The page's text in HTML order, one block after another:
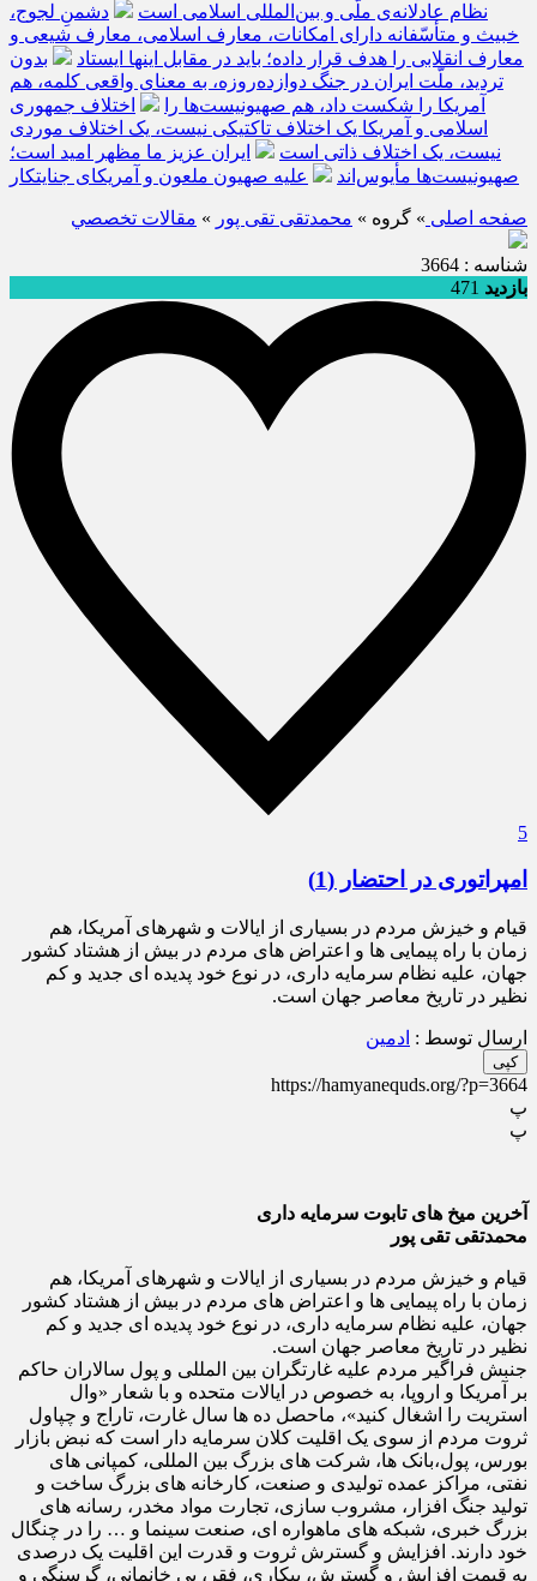
نظام عادلانه‌ی ملّی و بین‌المللی اسلامی است
دشمنِ لجوج،
خبیث و متأسّفانه دارای امکانات، معارف اسلامی، معارف شیعی و
معارف انقلابی را هدف قرار داده؛ باید در مقابل اینها ایستاد
بدون
تردید، ملّت ایران در جنگ دوازده‌روزه، به معنای واقعی کلمه، هم
آمریکا را شکست داد، هم صهیونیست‌ها را
اختلاف جمهوری
اسلامی و آمریکا یک اختلاف تاکتیکی نیست، یک اختلاف موردی
نیست، یک اختلاف ذاتی است
ایران عزیز ما مظهر امید است؛
صهیونیست‌ها مأیوس‌اند
علیه صهیون ملعون و آمریکای جنایتکار
صفحه اصلی » گروه » محمدتقی تقی پور » مقالات تخصصي
شناسه : 3664
بازدید 471
5
امپراتوری در احتضار (1)
قیام و خیزش مردم در بسیاری از ایالات و شهرهای آمریکا، هم
زمان با راه پیمایی ها و اعتراض های مردم در بیش از هشتاد کشور
جهان، علیه نظام سرمایه داری، در نوع خود پدیده ای جدید و کم
نظیر در تاریخ معاصر جهان است.
ارسال توسط : ادمین
کپی
https://hamyanequds.org/?p=3664
پ
پ
آخرین میخ های تابوت سرمایه داری
محمدتقی تقی پور
قیام و خیزش مردم در بسیاری از ایالات و شهرهای آمریکا، هم
زمان با راه پیمایی ها و اعتراض های مردم در بیش از هشتاد کشور
جهان، علیه نظام سرمایه داری، در نوع خود پدیده ای جدید و کم
نظیر در تاریخ معاصر جهان است.
جنبش فراگیر مردم علیه غارتگران بین المللی و پول سالاران حاکم
بر آمریکا و اروپا، به خصوص در ایالات متحده و با شعار «وال
استریت را اشغال کنید»، ماحصل ده ها سال غارت، تاراج و چپاول
ثروت مردم از سوی یک اقلیت کلان سرمایه دار است که نبض بازار
بورس، پول،بانک ها، شرکت های بزرگ بین المللی، کمپانی های
نفتی، مراکز عمده تولیدی و صنعت، کارخانه های بزرگ ساخت و
تولید جنگ افزار، مشروب سازی، تجارت مواد مخدر، رسانه های
بزرگ خبری، شبکه های ماهواره ای، صنعت سینما و … را در چنگال
خود دارند. افزایش و گسترش ثروت و قدرت این اقلیت یک درصدی
به قیمت افزایش و گسترش، بیکاری، فقر، بی خانمانی، گرسنگی و